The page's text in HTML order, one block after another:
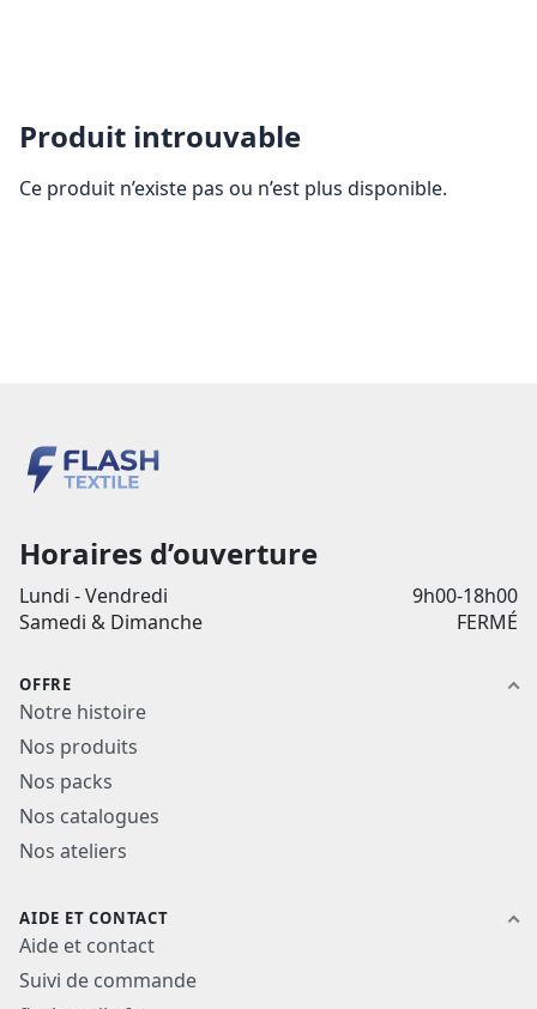
Produit introuvable
Ce produit n’existe pas ou n’est plus disponible.
Horaires d’ouverture
Lundi - Vendredi
9h00-18h00
Samedi & Dimanche
FERMÉ
OFFRE
Notre histoire
Nos produits
Nos packs
Nos catalogues
Nos ateliers
AIDE ET CONTACT
Aide et contact
Suivi de commande